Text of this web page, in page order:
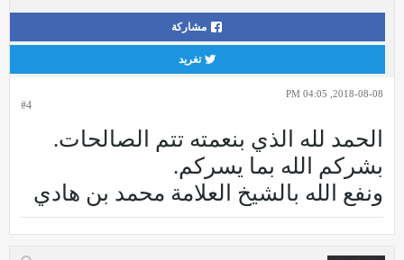
مشاركة
تغريد
#4
2018-08-08, 04:05 PM
الحمد لله الذي بنعمته تتم الصالحات.
بشركم الله بما يسركم.
ونفع الله بالشيخ العلامة محمد بن هادي